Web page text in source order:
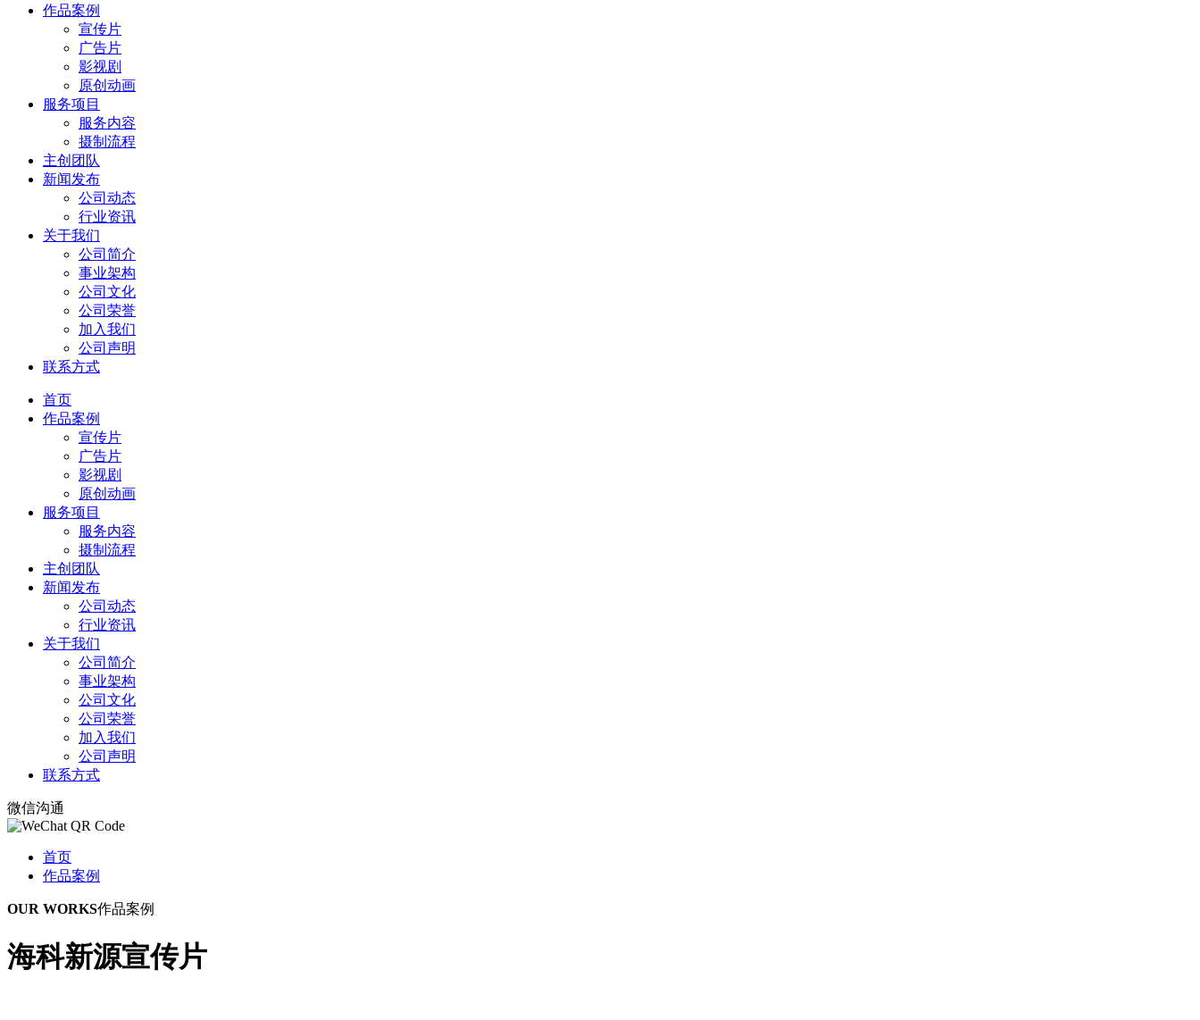
作品案例
宣传片
广告片
影视剧
原创动画
服务项目
服务内容
摄制流程
主创团队
新闻发布
公司动态
行业资讯
关于我们
公司简介
事业架构
公司文化
公司荣誉
加入我们
公司声明
联系方式
首页
作品案例
宣传片
广告片
影视剧
原创动画
服务项目
服务内容
摄制流程
主创团队
新闻发布
公司动态
行业资讯
关于我们
公司简介
事业架构
公司文化
公司荣誉
加入我们
公司声明
联系方式
微信沟通
首页
作品案例
OUR WORKS作品案例
海科新源宣传片